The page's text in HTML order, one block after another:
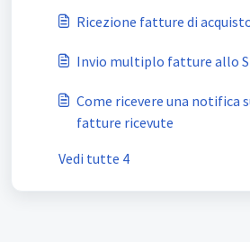
Ricezione fatture di
Invio multiplo fatture allo
Come ricevere una notifica
fatture ricevute
Vedi tutte 4